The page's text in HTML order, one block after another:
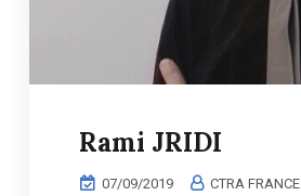
Rami JRIDI
07/09/2019 CTRA FRANCE